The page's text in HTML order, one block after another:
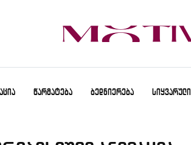
ᲬᲐᲠᲛᲐᲢᲔᲑᲐ ᲑᲔᲓᲜᲘᲔᲠᲔᲑᲐ ᲡᲘᲧᲕᲐᲠᲣᲚᲘ